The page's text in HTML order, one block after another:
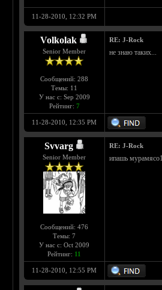
11-28-2010, 12:32 PM
Volkolak
Senior Member
Сообщений: 288
Темы: 11
У нас с: Sep 2009
Рейтинг: 7
RE: J-Rock
не знаю таких...
11-28-2010, 12:35 PM
Svvarg
Senior Member
Сообщений: 476
Темы: 7
У нас с: Oct 2009
Рейтинг: 11
RE: J-Rock
ипашь
11-28-2010, 12:55 PM